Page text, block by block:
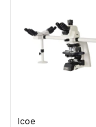
Icoe